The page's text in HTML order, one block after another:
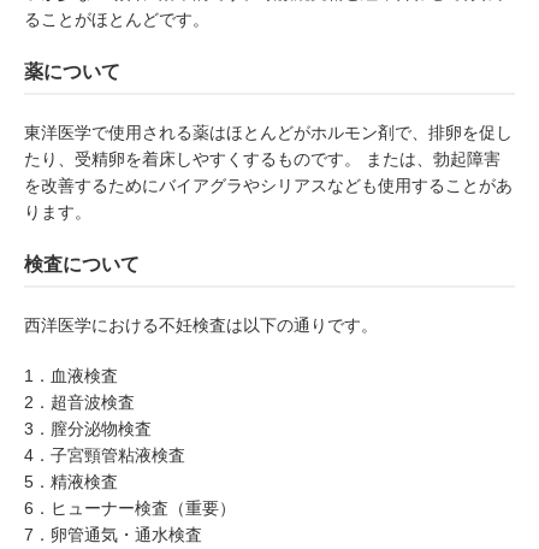
ることがほとんどです。
薬について
東洋医学で使用される薬はほとんどがホルモン剤で、排卵を促し
たり、受精卵を着床しやすくするものです。 または、勃起障害
を改善するためにバイアグラやシリアスなども使用することがあ
ります。
検査について
西洋医学における不妊検査は以下の通りです。
1．血液検査
2．超音波検査
3．膣分泌物検査
4．子宮頸管粘液検査
5．精液検査
6．ヒューナー検査（重要）
7．卵管通気・通水検査